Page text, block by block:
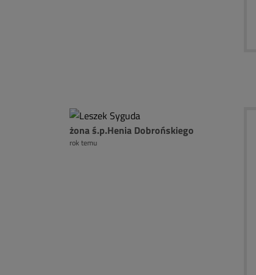
żona ś.p.Henia Dobrońskiego
rok temu